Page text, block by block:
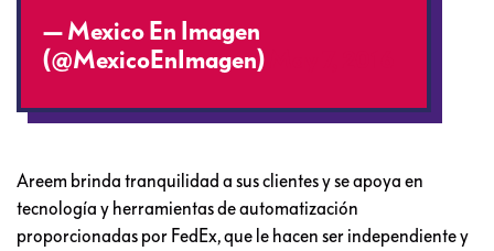
— Mexico En Imagen
(@MexicoEnImagen)
Areem brinda tranquilidad a sus clientes y se apoya en
tecnología y herramientas de automatización
proporcionadas por FedEx, que le hacen ser independiente y